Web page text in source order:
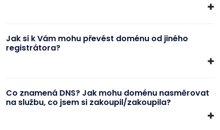
Jak si k Vám mohu převést doménu od jiného
registrátora?
Co znamená DNS? Jak mohu doménu nasměrovat
na službu, co jsem si zakoupil/zakoupila?